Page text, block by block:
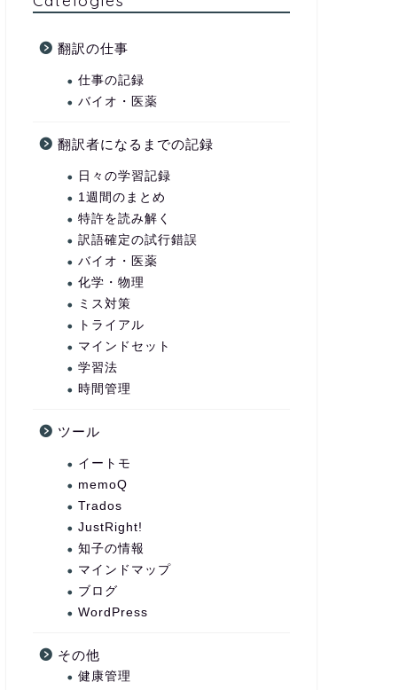
翻訳の仕事
仕事の記録
バイオ・医薬
翻訳者になるまでの記録
日々の学習記録
1週間のまとめ
特許を読み解く
訳語確定の試行錯誤
バイオ・医薬
化学・物理
ミス対策
トライアル
マインドセット
学習法
時間管理
ツール
イートモ
memoQ
Trados
JustRight!
知子の情報
マインドマップ
ブログ
WordPress
その他
健康管理